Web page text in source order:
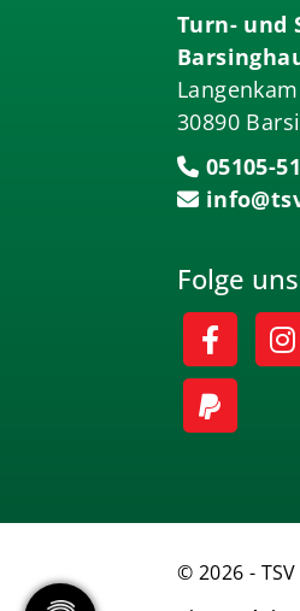
Turn- und
30890
05105-
Folge uns
© 2026 -